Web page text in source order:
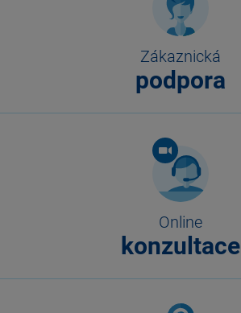
Zákaznická
podpora
Online
konzultace